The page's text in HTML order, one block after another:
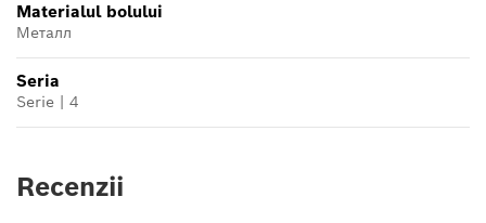
Materialul bolului
Металл
Seria
Serie | 4
Recenzii